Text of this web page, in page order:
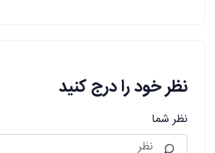
نظر خود را درج کنید
نظر شما